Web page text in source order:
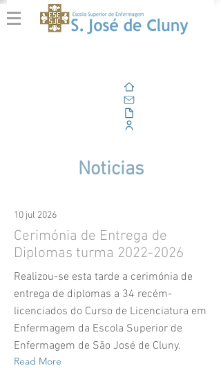
Noticias
10 jul 2026
Cerimónia de Entrega de
Diplomas turma 2022-2026
Realizou-se esta tarde a cerimónia de
entrega de diplomas a 34 recém-
licenciados do Curso de Licenciatura em
Enfermagem da Escola Superior de
Enfermagem de São José de Cluny.
Read More